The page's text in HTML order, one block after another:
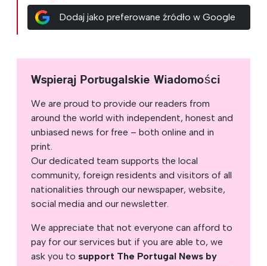
Dodaj jako preferowane źródło w Google
Wspieraj Portugalskie Wiadomości
We are proud to provide our readers from
around the world with independent, honest and
unbiased news for free – both online and in
print.
Our dedicated team supports the local
community, foreign residents and visitors of all
nationalities through our newspaper, website,
social media and our newsletter.
We appreciate that not everyone can afford to
pay for our services but if you are able to, we
ask you to support The Portugal News by